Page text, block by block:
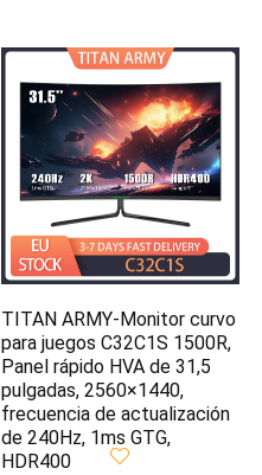
TITAN ARMY-Monitor curvo
para juegos C32C1S 1500R,
Panel rápido HVA de 31,5
pulgadas, 2560×1440,
frecuencia de actualización
de 240Hz, 1ms GTG,
HDR400